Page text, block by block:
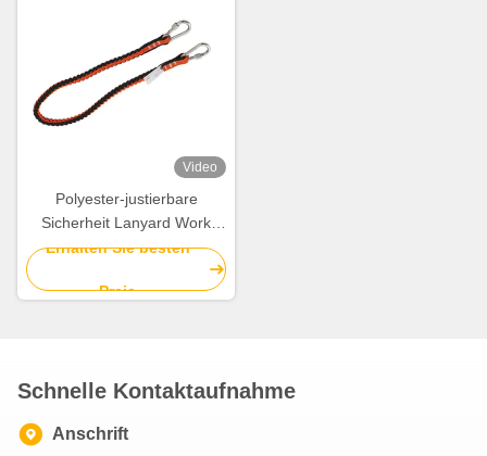
Video
Polyester-justierbare
Sicherheit Lanyard Work
Restraint Rope 900 bis
Erhalten Sie besten
Preis
Schnelle Kontaktaufnahme
Anschrift